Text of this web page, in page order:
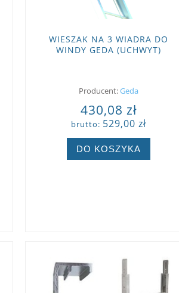
WIESZAK NA 3 WIADRA DO
WINDY GEDA (UCHWYT)
Producent:Geda
430,08 zł
brutto: 529,00 zł
DO KOSZYKA